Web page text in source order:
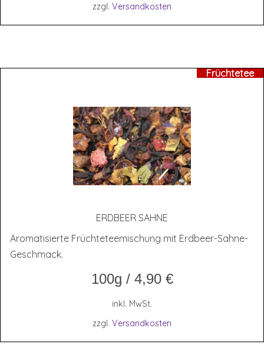
zzgl. Versandkosten
Früchtetee
ERD­BEER SAHNE
Aromatisierte Früchteteemischung mit Erdbeer-Sahne-
Geschmack.
100g / 4,90 €
inkl. MwSt.
zzgl. Versandkosten